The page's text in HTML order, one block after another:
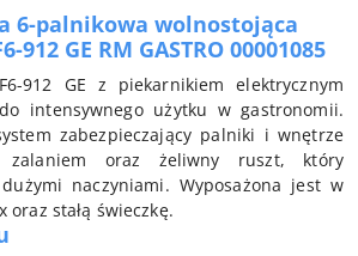
6-palnikowa wolnostojąca
912 GE RM GASTRO 00001085
912 GE z piekarnikiem elektrycznym
intensywnego użytku w gastronomii.
zabezpieczający palniki i wnętrze
zalaniem oraz żeliwny ruszt, który
naczyniami. Wyposażona jest w
oraz stałą świeczkę.